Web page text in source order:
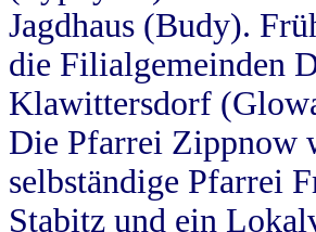
Jagdhaus (Budy).
die Filialgemeinden
Klawittersdorf
Die Pfarrei Zippnow
selbständige Pfarrei
Stabitz und ein